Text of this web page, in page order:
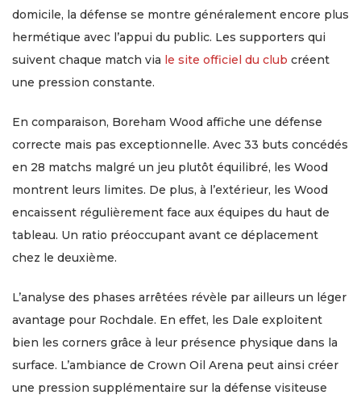
domicile, la défense se montre généralement encore plus
hermétique avec l’appui du public. Les supporters qui
suivent chaque match via le site officiel du club créent
une pression constante.
En comparaison, Boreham Wood affiche une défense
correcte mais pas exceptionnelle. Avec 33 buts concédés
en 28 matchs malgré un jeu plutôt équilibré, les Wood
montrent leurs limites. De plus, à l’extérieur, les Wood
encaissent régulièrement face aux équipes du haut de
tableau. Un ratio préoccupant avant ce déplacement
chez le deuxième.
L’analyse des phases arrêtées révèle par ailleurs un léger
avantage pour Rochdale. En effet, les Dale exploitent
bien les corners grâce à leur présence physique dans la
surface. L’ambiance de Crown Oil Arena peut ainsi créer
une pression supplémentaire sur la défense visiteuse